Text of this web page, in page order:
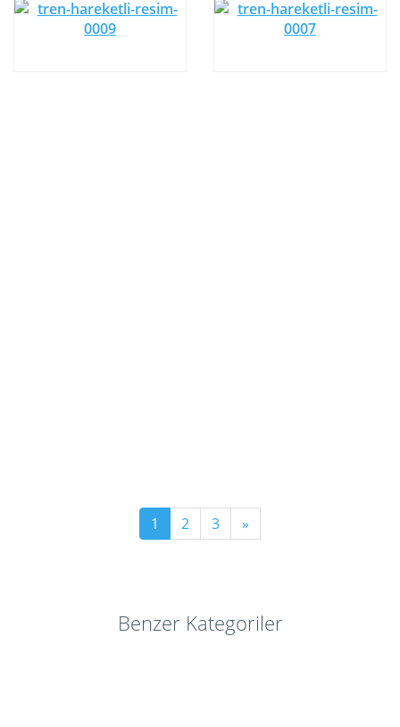
1 2 3 »
Benzer Kategoriler